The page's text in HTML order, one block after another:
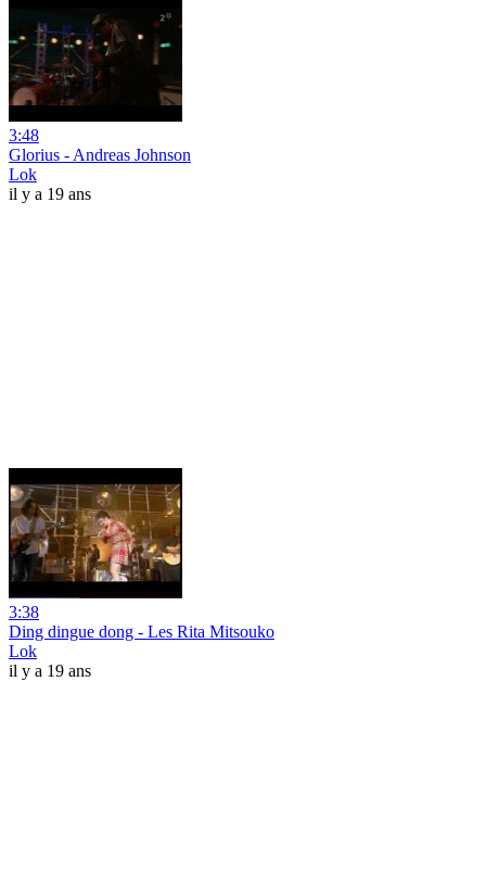
3:48
Glorius - Andreas Johnson
Lok
il y a 19 ans
3:38
Ding dingue dong - Les Rita Mitsouko
Lok
il y a 19 ans